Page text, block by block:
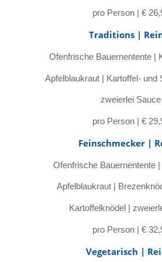
pro Person | €
Traditions |
Ofenfrische Bauernentente |
Apfelblaukraut | Kartoffel- und
zweierlei Sauce
pro Person | €
Feinschmecker |
Ofenfrische Bauernentente
Apfelblaukraut |
Kartoffelknödel |
pro Person | €
Vegetarisch |